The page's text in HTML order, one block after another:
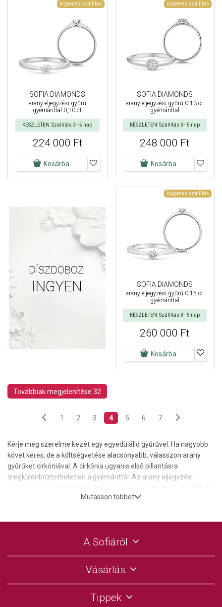
Ingyenes szállítás
SOFIA DIAMONDS
arany eljegyzési gyűrű
gyémánttal 0,10 ct
KÉSZLETEN: Szállítás 3–5 nap
224 000 Ft
Kosárba
Ingyenes szállítás
SOFIA DIAMONDS
arany eljegyzési gyűrű 0,13 ct
gyémánttal
KÉSZLETEN: Szállítás 3–5 nap
248 000 Ft
Kosárba
Ingyenes szállítás
SOFIA DIAMONDS
arany eljegyzési gyűrű 0,15 ct
gyémánttal
KÉSZLETEN: Szállítás 3–5 nap
260 000 Ft
Kosárba
Továbbiak megjelenítése 32
1 2 3 4 5 6 7
Kérje meg szerelme kezét egy egyedülálló gyűrűvel. Ha nagyobb
követ keres, de a költségvetése alacsonyabb, válasszon arany
gyűrűket cirkóniával. A cirkónia ugyanis első pillantásra
megkülönböztethetetlen a gyémánttól. Az arany eljegyzési
gyűrűk gyémánttal kínálatunkban nem luxustermékek, és elérhető
áron találhatók. Természetesen, a nagyobb gyémántokkal készült
Mutasson többet
A Sofiáról
Vásárlás
Tippek